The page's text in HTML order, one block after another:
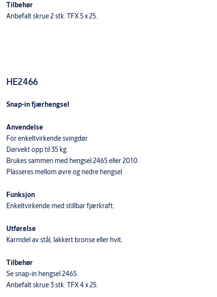
Tilbehør
Anbefalt skrue 2 stk. TFX 5 x 25.
HE2466
Snap-in fjærhengsel
Anvendelse
For enkeltvirkende svingdør.
Dørvekt opp til 35 kg.
Brukes sammen med hengsel 2465 eller 2010.
Plasseres mellom øvre og nedre hengsel.
Funksjon
Enkeltvirkende med stillbar fjærkraft.
Utførelse
Karmdel av stål, lakkert bronse eller hvit.
Tilbehør
Se snap-in hengsel 2465.
Anbefalt skrue 3 stk. TFX 4 x 25.